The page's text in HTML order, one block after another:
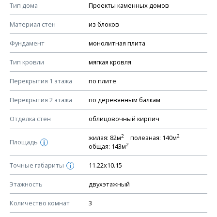
Тип дома Проекты каменных домов
Материал стен из блоков
Фундамент монолитная плита
Тип кровли мягкая кровля
Перекрытия 1 этажа по плите
Перекрытия 2 этажа по деревянным балкам
Отделка стен облицовочный кирпич
Площадь i
жилая: 82м2 полезная: 140м2
общая: 143м2
Точные габариты i 11.22х10.15
Этажность двухэтажный
Количество комнат 3
Смотрите советы по выбору материала в нашем
КОНСТРУКТИВНЫЕ РЕШЕНИЯ (КР)
Ведомость рабочих чертежей основного комплекта КР
План фундамента
Устройство фундамента, спецификация материалов
Планы перекрытий этажей, спецификация элементов
Устройство перекрытий
Устройство стен
Спецификация материалов стен
Схема расположения лаг чердака (если есть)
Схема расположения элементов стропил
Спецификация элементов стропил
Устройство стропильной системы
Узлы устройства кровли